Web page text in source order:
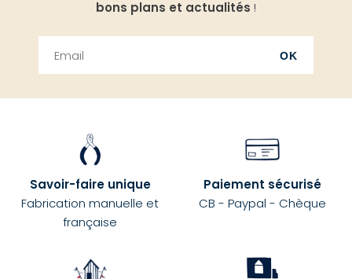
bons plans et actualités !
OK
Savoir-faire unique
Fabrication manuelle et
française
Paiement sécurisé
CB - Paypal - Chèque